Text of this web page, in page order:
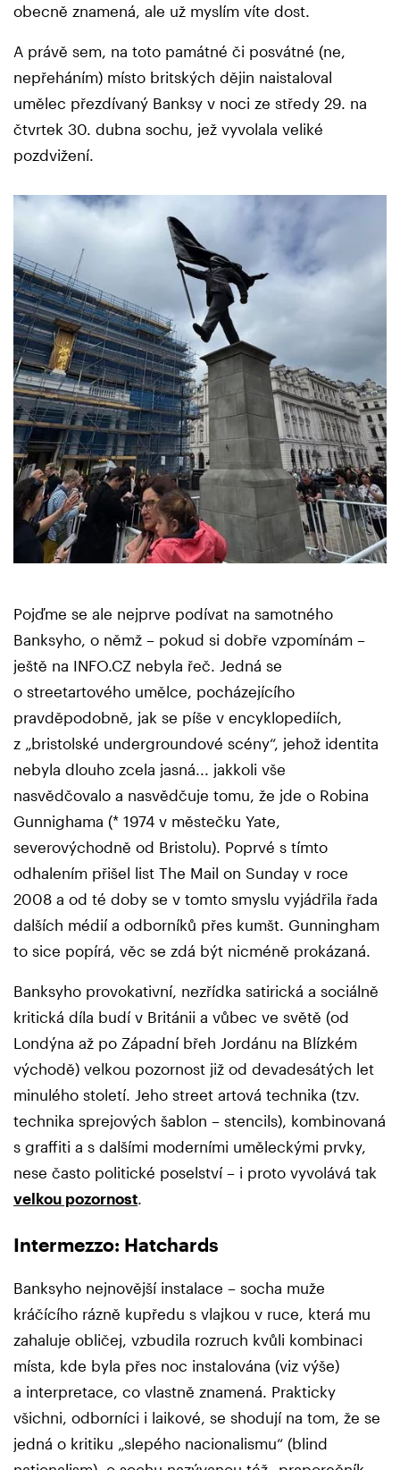
obecně znamená, ale už myslím víte dost.
A právě sem, na toto památné či posvátné (ne,
nepřeháním) místo britských dějin naistaloval
umělec přezdívaný Banksy v noci ze středy 29. na
čtvrtek 30. dubna sochu, jež vyvolala veliké
pozdvižení.
Pojďme se ale nejprve podívat na samotného
Banksyho, o němž – pokud si dobře vzpomínám –
ještě na INFO.CZ nebyla řeč. Jedná se
o streetartového umělce, pocházejícího
pravděpodobně, jak se píše v encyklopediích,
z „bristolské undergroundové scény“, jehož identita
nebyla dlouho zcela jasná... jakkoli vše
nasvědčovalo a nasvědčuje tomu, že jde o Robina
Gunnighama (* 1974 v městečku Yate,
severovýchodně od Bristolu). Poprvé s tímto
odhalením přišel list The Mail on Sunday v roce
2008 a od té doby se v tomto smyslu vyjádřila řada
dalších médií a odborníků přes kumšt. Gunningham
to sice popírá, věc se zdá být nicméně prokázaná.
Banksyho provokativní, nezřídka satirická a sociálně
kritická díla budí v Británii a vůbec ve světě (od
Londýna až po Západní břeh Jordánu na Blízkém
východě) velkou pozornost již od devadesátých let
minulého století. Jeho street artová technika (tzv.
technika sprejových šablon – stencils), kombinovaná
s graffiti a s dalšími moderními uměleckými prvky,
nese často politické poselství – i proto vyvolává tak
velkou pozornost.
Intermezzo: Hatchards
Banksyho nejnovější instalace – socha muže
kráčícího rázně kupředu s vlajkou v ruce, která mu
zahaluje obličej, vzbudila rozruch kvůli kombinaci
místa, kde byla přes noc instalována (viz výše)
a interpretace, co vlastně znamená. Prakticky
všichni, odborníci i laikové, se shodují na tom, že se
jedná o kritiku „slepého nacionalismu“ (blind